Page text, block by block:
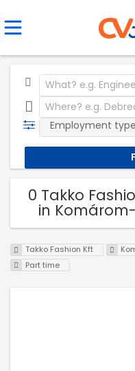
Employment type
0 Takko
in
Takko Fashion Kft
Part time